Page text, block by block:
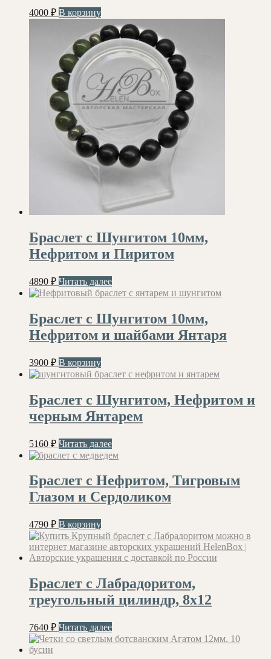
4000 ₽ В корзину
Браслет с Шунгитом 10мм,
Нефритом и Пиритом
4890 ₽ Читать далее
Браслет с Шунгитом 10мм,
Нефритом и шайбами Янтаря
3900 ₽ В корзину
Браслет с Шунгитом, Нефритом и
черным Янтарем
5160 ₽ Читать далее
Браслет с Нефритом, Тигровым
Глазом и Сердоликом
4790 ₽ В корзину
Браслет с Лабрадоритом,
треугольный цилиндр, 8х12
7640 ₽ Читать далее